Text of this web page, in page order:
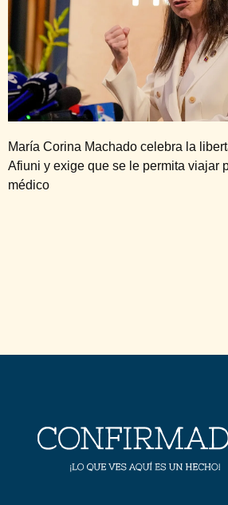
María Corina Machado celebra la
Afiuni y exige que se le permita viajar
médico